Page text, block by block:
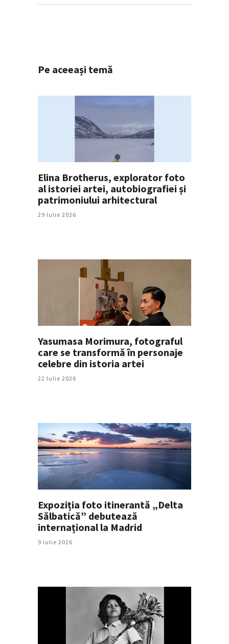
Pe aceeași temă
Elina Brotherus, explorator foto
al istoriei artei, autobiografiei și
patrimoniului arhitectural
29 Iulie 2026
Yasumasa Morimura, fotograful
care se transformă în personaje
celebre din istoria artei
22 Iulie 2026
Expoziția foto itinerantă „Delta
Sălbatică” debutează
internațional la Madrid
9 Iulie 2026